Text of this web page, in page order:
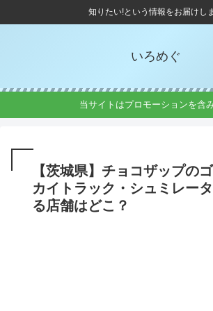
知りたい!という情報をお届けし
いろめぐ
当サイトはプロモーションを含
【茨城県】チョコザップの
カイトラック・シュミレー
る店舗はどこ？